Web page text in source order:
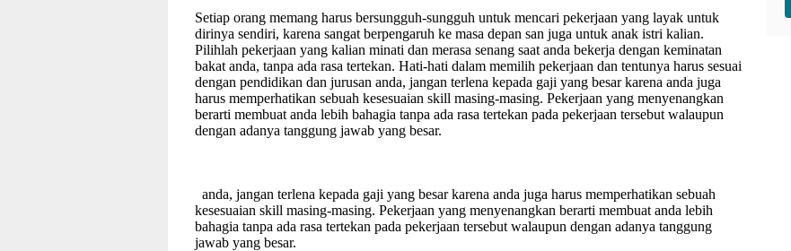
Setiap orang memang harus bersungguh-sungguh untuk mencari pekerjaan yang layak untuk
dirinya sendiri, karena sangat berpengaruh ke masa depan san juga untuk anak istri kalian.
Pilihlah pekerjaan yang kalian minati dan merasa senang saat anda bekerja dengan keminatan
bakat anda, tanpa ada rasa tertekan. Hati-hati dalam memilih pekerjaan dan tentunya harus sesuai
dengan pendidikan dan jurusan anda, jangan terlena kepada gaji yang besar karena anda juga
harus memperhatikan sebuah kesesuaian skill masing-masing. Pekerjaan yang menyenangkan
berarti membuat anda lebih bahagia tanpa ada rasa tertekan pada pekerjaan tersebut walaupun
dengan adanya tanggung jawab yang besar.
anda, jangan terlena kepada gaji yang besar karena anda juga harus memperhatikan sebuah
kesesuaian skill masing-masing. Pekerjaan yang menyenangkan berarti membuat anda lebih
bahagia tanpa ada rasa tertekan pada pekerjaan tersebut walaupun dengan adanya tanggung
jawab yang besar.